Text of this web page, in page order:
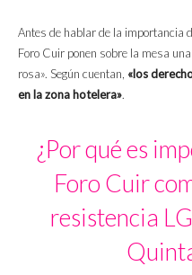
Antes de hablar de la importancia
Foro Cuir ponen sobre la mesa
rosa». Según cuentan, «los
en la zona hotelera».
¿Por qué es
Foro Cuir
resistencia